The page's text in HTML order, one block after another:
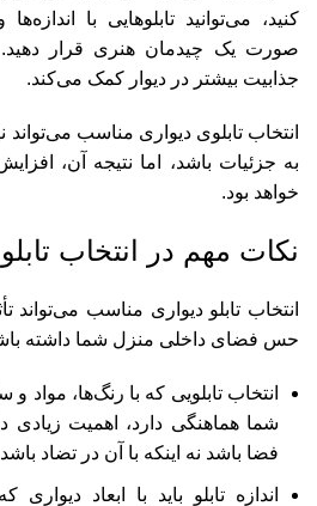
کنید، می‌توانید تابلوهایی با
صورت یک چیدمان هنری قرار دهید.
جذابیت بیشتر در دیوار کمک می‌کند.
انتخاب تابلوی دیواری مناسب
به جزئیات باشد، اما نتیجه آن،
خواهد بود.
نکات مهم در انتخاب
انتخاب تابلو دیواری مناسب می‌تواند
حس فضای داخلی منزل شما داشته
انتخاب تابلویی که با رنگ‌ها،
شما هماهنگی دارد، اهمیت زیادی
فضا باشد نه اینکه با آن در تضاد
اندازه تابلو باید با ابعاد